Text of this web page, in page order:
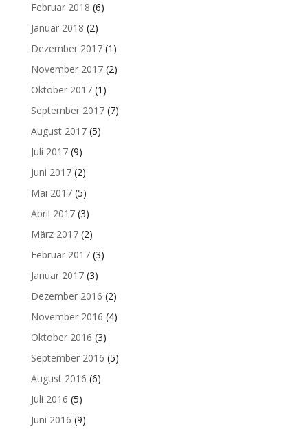
Februar 2018 (6)
Januar 2018 (2)
Dezember 2017(1)
November 2017(2)
Oktober 2017(1)
September 2017(7)
August 2017(5)
Juli 2017(9)
Juni 2017(2)
Mai 2017(5)
April 2017(3)
März 2017(2)
Februar 2017(3)
Januar 2017(3)
Dezember 2016 (2)
November 2016 (4)
Oktober 2016 (3)
September 2016 (5)
August 2016 (6)
Juli 2016 (5)
Juni 2016 (9)